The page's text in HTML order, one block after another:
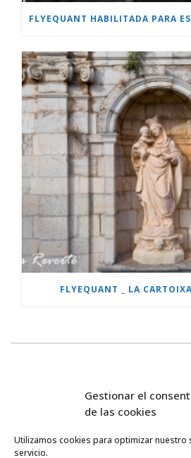
Gestionar el
de las cookies
Utilizamos cookies para optimizar nuestro
servicio.
FLYEQUANT _ LA